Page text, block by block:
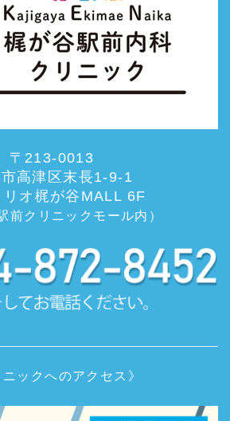
〒213-0013
市高津区末長1-9-1
リオ梶が谷MALL 6F
前クリニックモール内）
ニックへのアクセス》